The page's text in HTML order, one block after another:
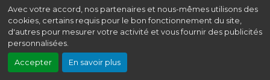
Avec votre accord, nos partenaires et nous-mêmes utilisons des
cookies, certains requis pour le bon fonctionnement du site,
d'autres pour mesurer votre activité et vous fournir des publicités
personnalisées.
Accepter En savoir plus